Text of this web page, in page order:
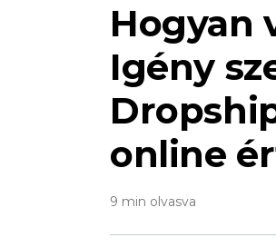
Hogyan
Igény
online
9 min olvasva